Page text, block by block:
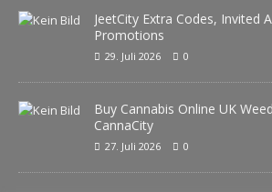
JeetCity Extra Codes, Invited
Promotions
29. Juli 2026 0
Buy Cannabis Online UK
CannaCity
27. Juli 2026 0